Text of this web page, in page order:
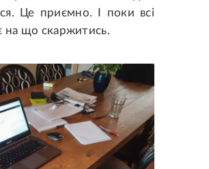
Це приємно. І поки всі
на що скаржитись.